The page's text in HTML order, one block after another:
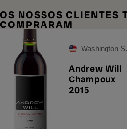
OS NOSSOS CLIENTES
COMPRARAM
Washington State
Andrew Will
Champoux
2015